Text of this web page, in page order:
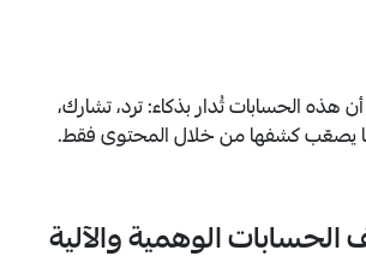
هذه الحسابات تُدار بذكاء: ترد، تشارك،
ما يصعّب كشفها من خلال المحتوى فقط.
الوهمية والآلية